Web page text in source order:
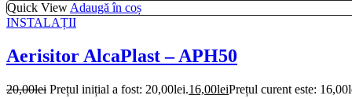
Quick View Adaugă în coș
INSTALAȚII
Aerisitor AlcaPlast – APH50
20,00lei Prețul inițial a fost: 20,00lei.16,00leiPrețul curent este: